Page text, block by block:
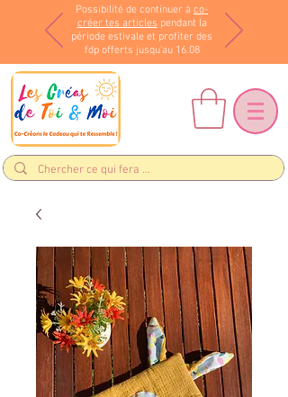
Possibilité de continuer à co-
créer tes articles pendant la
période estivale et profiter des
fdp offerts jusqu'au 16.08